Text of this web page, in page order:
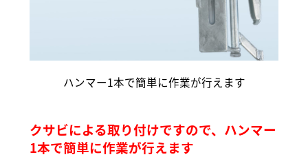
ハンマー1本で簡単に作業が行えます
クサビによる取り付けですので、ハンマー
1本で簡単に作業が行えます